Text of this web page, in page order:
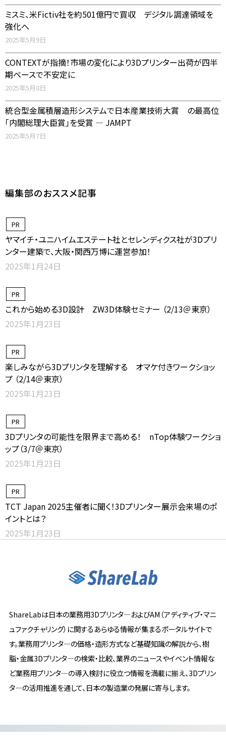
ミスミ、米Fictiv社を約501億円で買収 デジタル調達領域を
強化へ
2025年5月9日
CONTEXTが指摘！市場の変化により3Dプリンター出荷が四半
期ベースで不安定に
2025年5月8日
統合型金属積層造形システムで日本産業技術大賞 の最高位
「内閣総理大臣賞」を受賞 ― JAMPT
2025年5月7日
編集部のおススメ記事
PR
ヤマイチ・ユニハイムエステート社とセレンディクス社が3Dプリ
ンター建築で、大阪・関西万博に運営参加！
2025年1月24日
PR
これから始める3D設計 ZW3D体験セミナー （2/13＠東京）
2025年1月23日
PR
楽しみながら3Dプリンタを理解する オマケ付きワークショッ
プ （2/14＠東京）
2025年1月23日
PR
3Dプリンタの可能性を限界まで高める！ nTop体験ワークショ
ップ（3/7＠東京）
2025年1月23日
PR
TCT Japan 2025主催者に聞く！3Dプリンター展示会来場のポ
イントとは？
2025年1月23日
ShareLabは日本の業務用3Dプリンタ―およびAM（アディティブ・マニ
ュファクチャリング）に関するあらゆる情報が集まるポータルサイトで
す。業務用プリンタ―の価格・造形方式など基礎知識の解説から、樹
脂・金属3Dプリンタ―の検索・比較、業界のニュースやイベント情報な
ど業務用プリンタ―の導入検討に役立つ情報を満載に揃え、3Dプリン
タ―の活用推進を通して、日本の製造業の発展に寄与します。